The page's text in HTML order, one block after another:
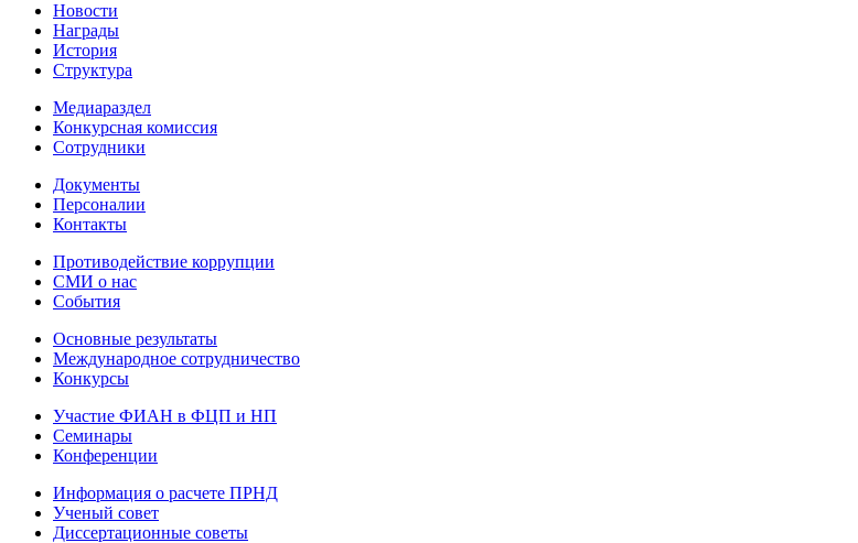
Новости
Награды
История
Структура
Медиараздел
Конкурсная комиссия
Сотрудники
Документы
Персоналии
Контакты
Противодействие коррупции
СМИ о нас
События
Основные результаты
Международное сотрудничество
Конкурсы
Участие ФИАН в ФЦП и НП
Семинары
Конференции
Информация о расчете ПРНД
Ученый совет
Диссертационные советы